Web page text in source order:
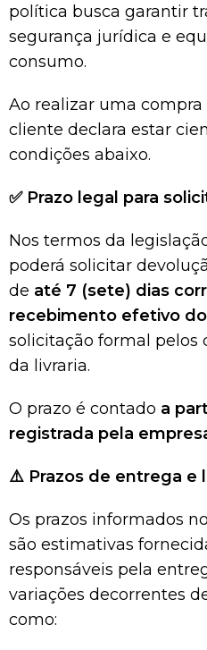
política busca garantir
segurança jurídica e
consumo.
Ao realizar uma compra
cliente declara estar
condições abaixo.
✅Prazo legal para
Nos termos da
poderá solicitar
de até 7 (sete) dias
recebimento efetivo
solicitação formal pelos
da livraria.
O prazo é contado a
registrada pela
⚠️ Prazos de entrega e
Os prazos informados
são estimativas
responsáveis pela
variações decorrentes
como: